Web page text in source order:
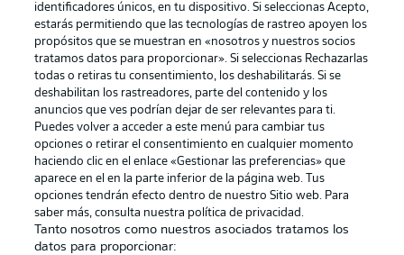
Publicidad Aviso legal
Gestionar las preferencias Declaracion de privacidad
Canales Trabajos
Jugadores Condiciones de uso
Sello Editorial Contacto
identificadores únicos, en tu dispositivo. Si seleccionas Acepto,
estarás permitiendo que las tecnologías de rastreo apoyen los
propósitos que se muestran en «nosotros y nuestros socios
tratamos datos para proporcionar». Si seleccionas Rechazarlas
todas o retiras tu consentimiento, los deshabilitarás. Si se
deshabilitan los rastreadores, parte del contenido y los
anuncios que ves podrían dejar de ser relevantes para ti.
Puedes volver a acceder a este menú para cambiar tus
opciones o retirar el consentimiento en cualquier momento
haciendo clic en el enlace «Gestionar las preferencias» que
aparece en el en la parte inferior de la página web. Tus
opciones tendrán efecto dentro de nuestro Sitio web. Para
saber más, consulta nuestra política de privacidad.
Tanto nosotros como nuestros asociados tratamos los
datos para proporcionar: